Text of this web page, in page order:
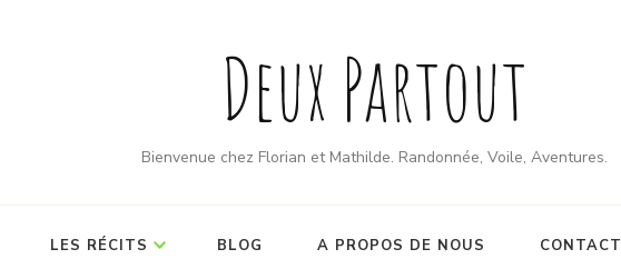
Deux Partout
Bienvenue chez Florian et Mathilde. Randonnée, Voile, Aventures.
LES RÉCITS BLOG A PROPOS DE NOUS CONTACT